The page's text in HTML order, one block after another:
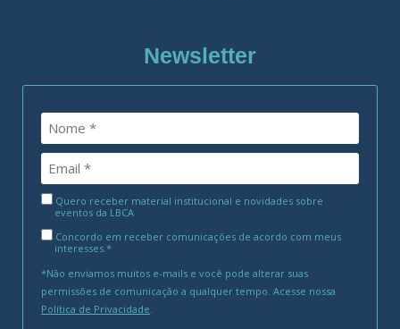
Newsletter
Quero receber material institucional e novidades sobre
eventos da LBCA
Concordo em receber comunicações de acordo com meus
interesses.*
*Não enviamos muitos e-mails e você pode alterar suas
permissões de comunicação a qualquer tempo. Acesse nossa
Política de Privacidade.